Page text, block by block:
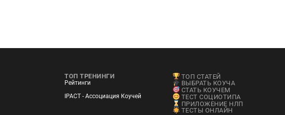
ТОП ТРЕНИНГИ
Рейтинги
IPACT - Ассоциация Коучей
ТОП СТАТЕЙ
ВЫБРАТЬ КОУЧА
СТАТЬ КОУЧЕМ
ТЕСТ СОЦИОТИПА
ПРИЛОЖЕНИЕ НЛП
ТЕСТЫ ОНЛАЙН